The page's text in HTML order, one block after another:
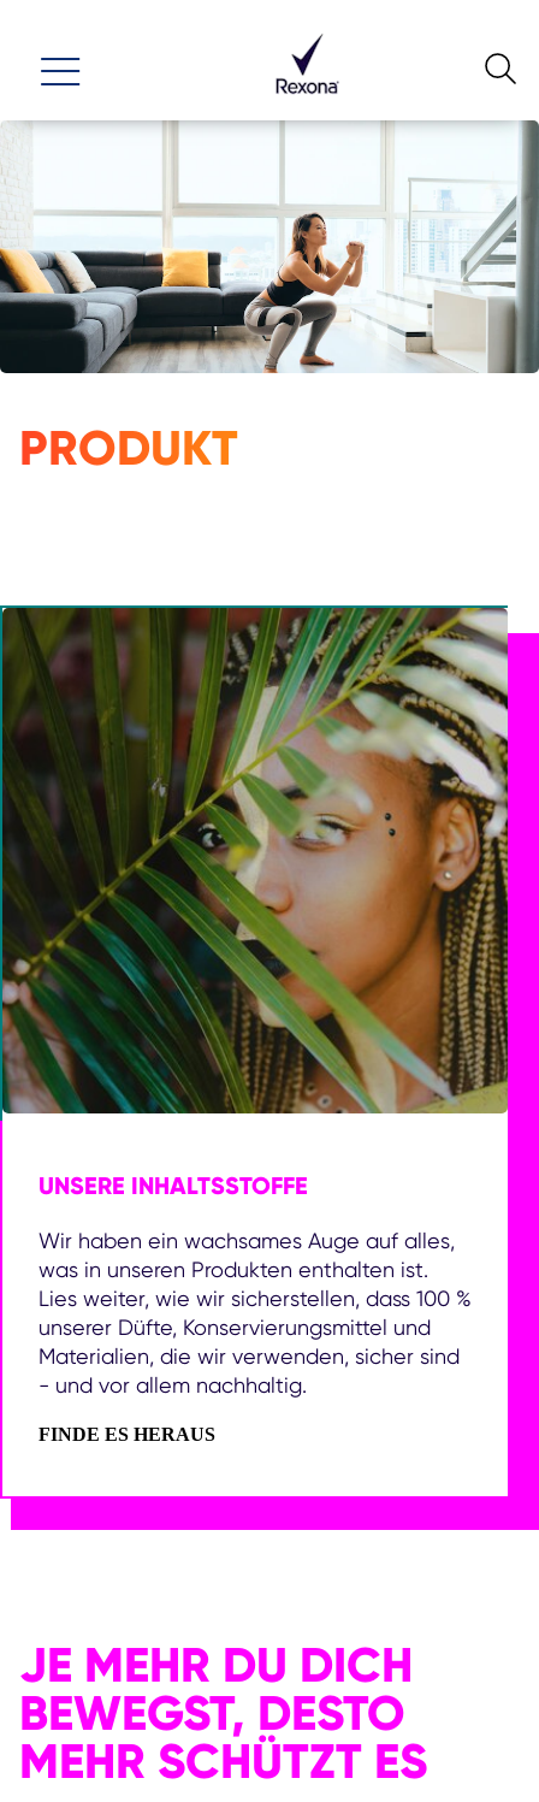
PRODUKT
UNSERE INHALTSSTOFFE
Wir haben ein wachsames Auge auf alles,
was in unseren Produkten enthalten ist.
Lies weiter, wie wir sicherstellen, dass 100 %
unserer Düfte, Konservierungsmittel und
Materialien, die wir verwenden, sicher sind
- und vor allem nachhaltig.
FINDE ES HERAUSUNSERE INHALTSSTOFFE
JE MEHR DU DICH
BEWEGST, DESTO
MEHR SCHÜTZT ES